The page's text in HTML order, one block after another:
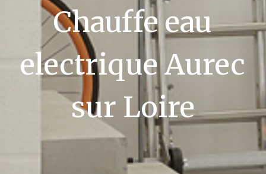
Chauffe eau
electrique Aurec
sur Loire